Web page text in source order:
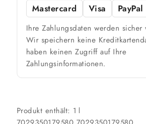
🎨 Jetziger Zustand
Farbig / dunkel
2 Anstriche empfohlen
Weiß / hell
Werte sind Richtwerte und können je nach
Mastercard
Visa PayPal
Ihre Zahlungsdaten werden sicher
Wir speichern keine
haben keinen Zugriff auf Ihre
Zahlungsinformationen.
Produkt enthält: 1 l